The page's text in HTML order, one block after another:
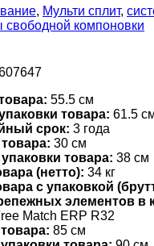
, Мульти сплит,
свободной компоновки
55.5 см
товара: 61.5
срок: 3 года
30 см
товара: 38 см
(нетто): 34 кг
с упаковкой
элементов в
Match ERP R32
85 см